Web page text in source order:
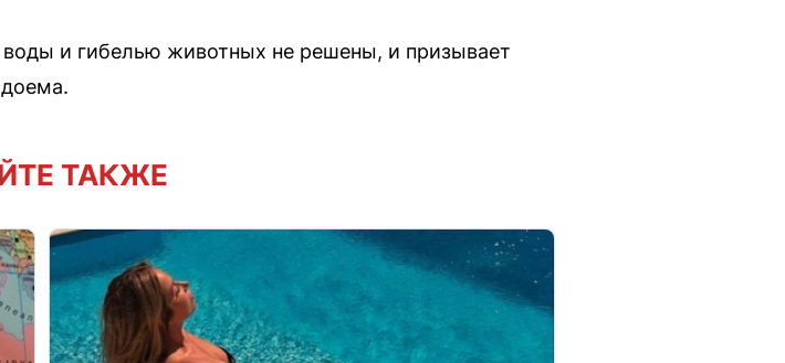
воды и гибелью животных не решены, и призывает
ТАКЖЕ